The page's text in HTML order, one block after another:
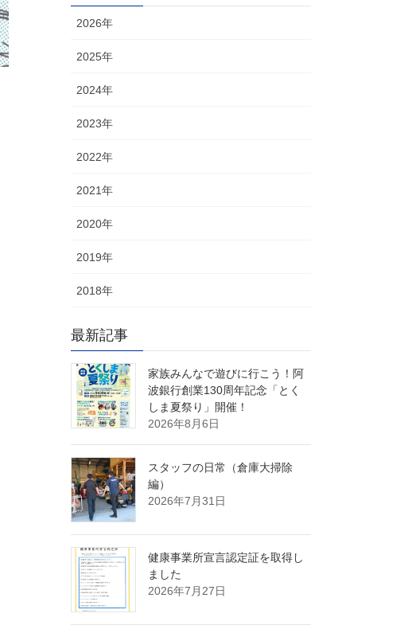
2026年
2025年
2024年
2023年
2022年
2021年
2020年
2019年
2018年
最新記事
家族みんなで遊びに行こう！阿
波銀行創業130周年記念「とく
しま夏祭り」開催！
2026年8月6日
スタッフの日常（倉庫大掃除
編）
2026年7月31日
健康事業所宣言認定証を取得し
ました
2026年7月27日